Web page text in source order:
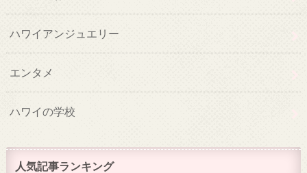
ハワイアンジュエリー
エンタメ
ハワイの学校
人気記事ランキング